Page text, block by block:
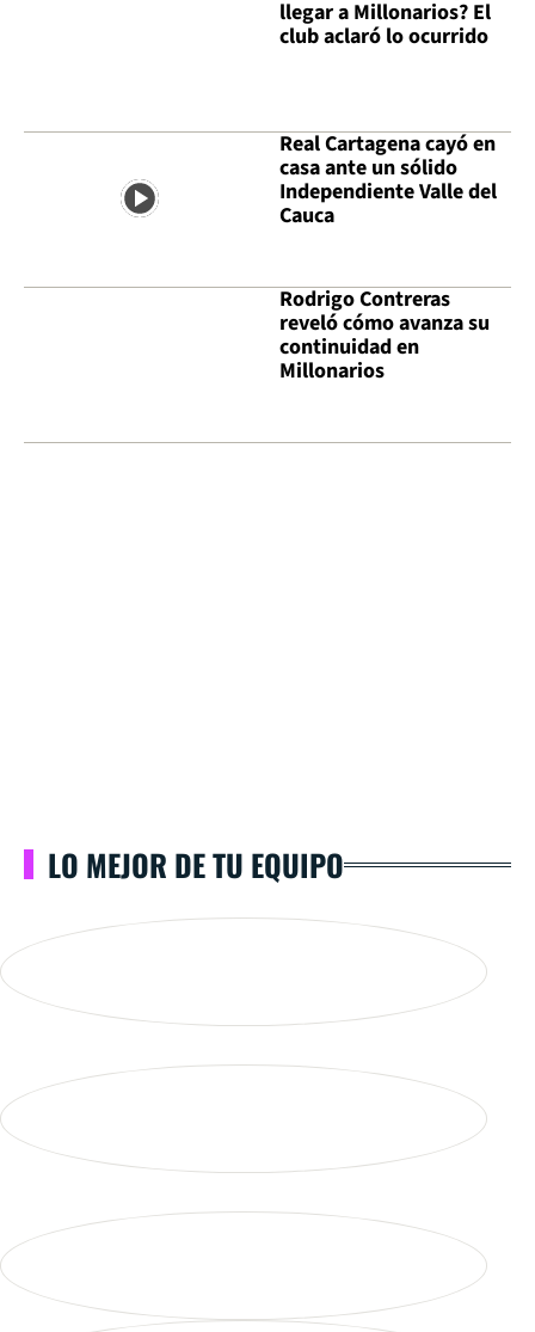
llegar a Millonarios? El
club aclaró lo ocurrido
Real Cartagena cayó en
casa ante un sólido
Independiente Valle del
Cauca
Rodrigo Contreras
reveló cómo avanza su
continuidad en
Millonarios
LO MEJOR DE TU EQUIPO